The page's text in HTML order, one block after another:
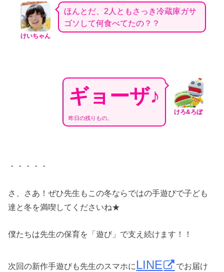
けいちゃん
ほんとだ、2人ともさっき冷蔵庫ガサ
ゴソして何食べてたの？？
けろ&ろぼ
ギョーザ♪
昨日の残りもの。
・・・・・
さ、さあ！ぜひ先生もこの冬ならではの手遊びで子ども
達と冬を満喫してくださいね★
僕たちは先生の保育を「遊び」で支え続けます！！
次回の新作手遊びも先生のスマホに LINE
でお届け